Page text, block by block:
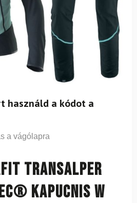
használd a kódot a
a vágólapra
Transalper
kapucnis W